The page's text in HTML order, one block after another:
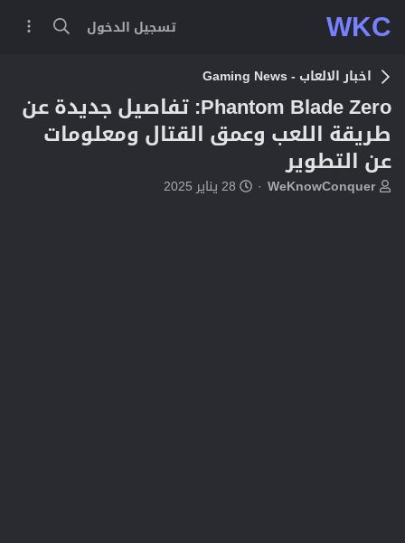
WKC تسجيل الدخول
اخبار الالعاب - Gaming News
Phantom Blade Zero: تفاصيل جديدة عن
طريقة اللعب وعمق القتال ومعلومات
عن التطوير
بWeKnowConquer
ت28 يناير 2025